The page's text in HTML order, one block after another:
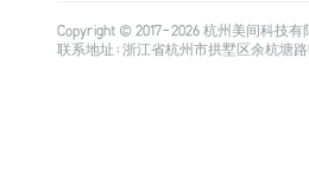
Copyright © 2017-2026杭州美间科技有
联系地址：浙江省杭州市拱墅区余杭塘